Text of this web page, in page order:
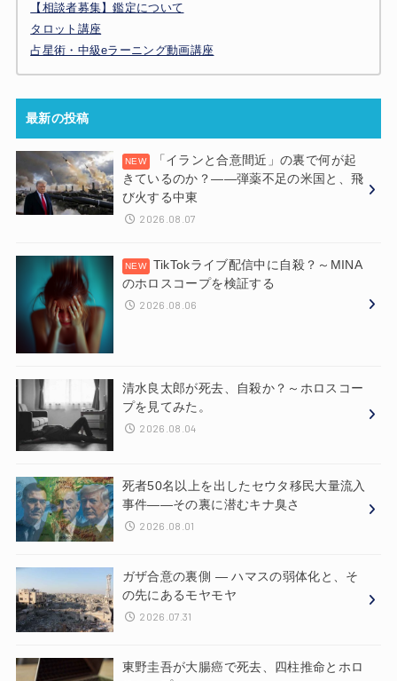
【相談者募集】鑑定について
タロット講座
占星術・中級eラーニング動画講座
最新の投稿
「イランと合意間近」の裏で何が起
きているのか？——弾薬不足の米国と、飛
び火する中東
2026.08.07
TikTokライブ配信中に自殺？～MINA
のホロスコープを検証する
2026.08.06
清水良太郎が死去、自殺か？～ホロスコー
プを見てみた。
2026.08.04
死者50名以上を出したセウタ移民大量流入
事件——その裏に潜むキナ臭さ
2026.08.01
ガザ合意の裏側 ― ハマスの弱体化と、そ
の先にあるモヤモヤ
2026.07.31
東野圭吾が大腸癌で死去、四柱推命とホロ